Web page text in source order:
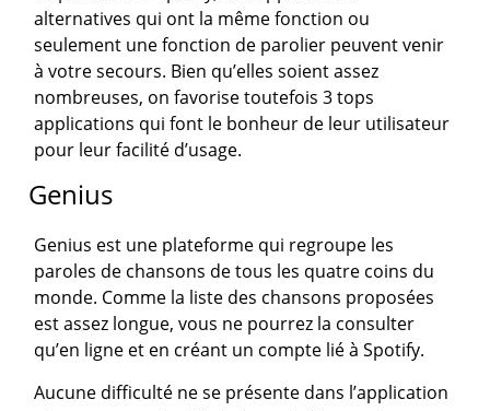
alternatives qui ont la même fonction ou
seulement une fonction de parolier peuvent venir
à votre secours. Bien qu’elles soient assez
nombreuses, on favorise toutefois 3 tops
applications qui font le bonheur de leur utilisateur
pour leur facilité d’usage.
Genius
Genius est une plateforme qui regroupe les
paroles de chansons de tous les quatre coins du
monde. Comme la liste des chansons proposées
est assez longue, vous ne pourrez la consulter
qu’en ligne et en créant un compte lié à Spotify.
Aucune difficulté ne se présente dans l’application